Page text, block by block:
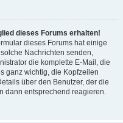
dieses Forums erhalten!
dieses Forums hat einige
Nachrichten senden,
die komplette E-Mail, die
ganz wichtig, die Kopfzeilen
über den Benutzer, der die
dann entsprechend reagieren.